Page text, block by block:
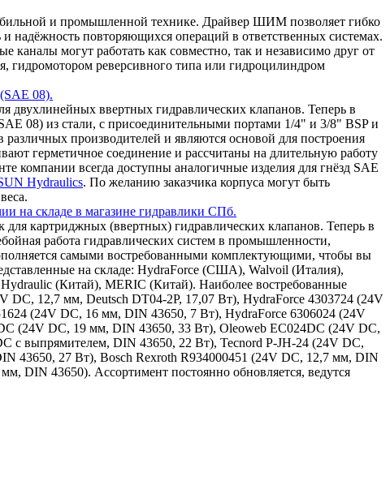
и промышленной технике. Драйвер ШИМ позволяет гибко
надёжность повторяющихся операций в ответственных системах.
могут работать как совместно, так и независимо друг от
гидромотором реверсивного типа или гидроцилиндром
08).
двухлинейных ввертных гидравлических клапанов. Теперь в
08) из стали, с присоединительными портами 1/4" и 3/8" BSP и
производителей и являются основой для построения
герметичное соединение и рассчитаны на длительную работу
компании всегда доступны аналогичные изделия для гнёзд SAE
Hydraulics. По желанию заказчика корпуса могут быть
на складе в магазине гидравлики СПб.
картриджных (ввертных) гидравлических клапанов. Теперь в
работа гидравлических систем в промышленности,
самыми востребованными комплектующими, чтобы вы
на складе: HydraForce (США), Walvoil (Италия),
(Китай), MERIC (Китай). Наиболее востребованные
DC, 12,7 мм, Deutsch DT04-2P, 17,07 Вт), HydraForce 4303724 (24V
(24V DC, 16 мм, DIN 43650, 7 Вт), HydraForce 6306024 (24V
(24V DC, 19 мм, DIN 43650, 33 Вт), Oleoweb EC024DC (24V DC,
с выпрямителем, DIN 43650, 22 Вт), Tecnord P-JH-24 (24V DC,
43650, 27 Вт), Bosch Rexroth R934000451 (24V DC, 12,7 мм, DIN
DIN 43650). Ассортимент постоянно обновляется, ведутся